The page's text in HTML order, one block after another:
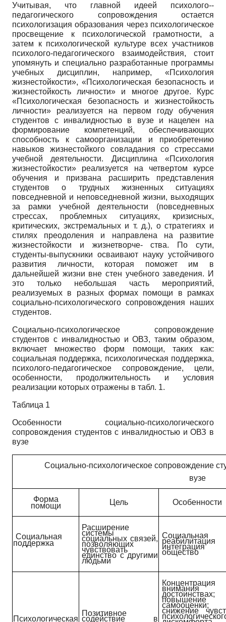
Учитывая, что главной идеей психолого-­
педагогического сопровождения остается
психологизация образования через психологическое
просвещение к психологической грамотности, а
затем к психологической культуре всех участников
психолого-педагогического взаимодействия, стоит
упомянуть и специально разработанные программы
учебных дисциплин, например, «Психология
жизнестойкости», «Психологическая безопасность и
жизнестойкость личности» и многое другое. Курс
«Психологическая безопасность и жизнестойкость
личности» реализуется на первом году обучения
студентов с инвалидностью в вузе и нацелен на
формирование компетенций, обеспечивающих
способность к самоорганизации и приобретению
навыков жизнестойкого совладания со стрессами
учебной деятельности. Дисциплина «Психология
жизнестойкости» реализуется на четвертом курсе
обучения и призвана расширить представления
студентов о трудных жизненных ситуациях
повседневной и неповседневной жизни, выходящих
за рамки учебной деятельности (повседневных
стрессах, проблемных ситуациях, кризисных,
критических, экстремальных и т. д.), о стратегиях и
стилях преодоления и направлена на развитие
жизнестойкости и жизнетворче- ства. По сути,
студенты-выпускники осваивают науку устойчивого
развития личности, которая поможет им в
дальнейшей жизни вне стен учебного заведения. И
это только небольшая часть мероприятий,
реализуемых в разных формах помощи в рамках
социально-психологического сопровождения наших
студентов.
Социально-психологическое сопровождение
студентов с инвалидностью и ОВЗ, таким образом,
включает множество форм помощи, таких как:
социальная поддержка, психологическая поддержка,
психолого-педагогическое сопровождение, цели,
особенности, продолжительность и условия
реализации которых отражены в табл. 1.
Таблица 1
Особенности социально-психологического
сопровождения студентов с инвалидностью и ОВЗ в
вузе
Социально-психологическое сопровождение
вузе
Форма
помощи Цель Особенности
Социальная
поддержка
Расширение
системы
социальных связей,
позволяющих
чувствовать
единство с другими
людьми
Социальная
общество
Психологическая
Позитивное
содействие в
Концентрация
внимания
достоинствах;
повышение
самооценки;
снижение